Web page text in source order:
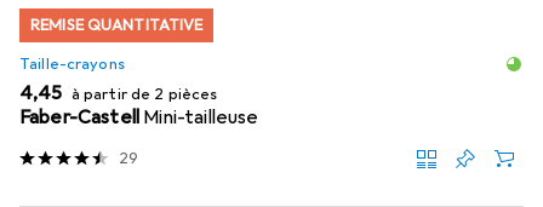
REMISE QUANTITATIVE
Taille-crayons
EUR
4,45 à partir de 2 pièces
Faber-Castell Mini-tailleuse
29